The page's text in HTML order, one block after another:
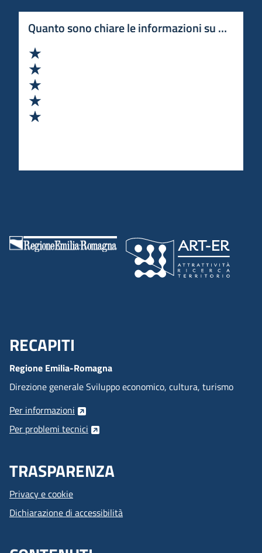
Quanto sono chiare le informazioni su questa
Menu Footer
RECAPITI
Regione Emilia-Romagna
Direzione generale Sviluppo economico, cultura, turismo
Per informazioni
Per problemi tecnici
TRASPARENZA
Privacy e cookie
Dichiarazione di accessibilità